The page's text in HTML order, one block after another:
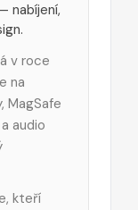
nabíjení,
v roce
na
MagSafe
audio
kteří